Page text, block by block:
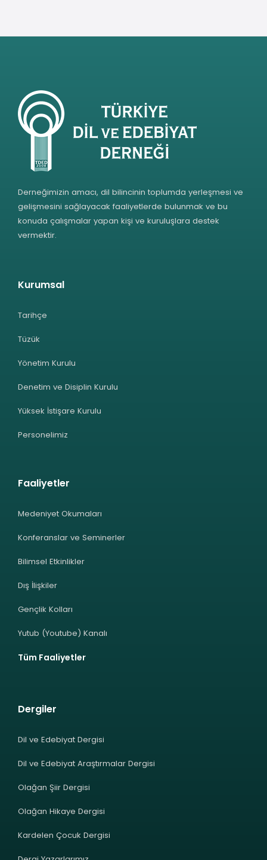
Derneğimizin amacı, dil bilincinin toplumda yerleşmesi ve
gelişmesini sağlayacak faaliyetlerde bulunmak ve bu
konuda çalışmalar yapan kişi ve kuruluşlara destek
vermektir.
Kurumsal
Tarihçe
Tüzük
Yönetim Kurulu
Denetim ve Disiplin Kurulu
Yüksek İstişare Kurulu
Personelimiz
Faaliyetler
Medeniyet Okumaları
Konferanslar ve Seminerler
Bilimsel Etkinlikler
Dış İlişkiler
Gençlik Kolları
Yutub (Youtube) Kanalı
Tüm Faaliyetler
Dergiler
Dil ve Edebiyat Dergisi
Dil ve Edebiyat Araştırmalar Dergisi
Olağan Şiir Dergisi
Olağan Hikaye Dergisi
Kardelen Çocuk Dergisi